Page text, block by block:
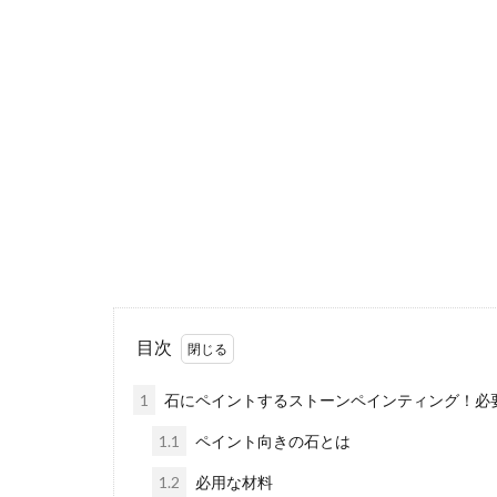
マイホーム
マイホームが
てた人が...
目次
1 石にペイントするストーンペインティング！必
1.1 ペイント向きの石とは
1.2 必用な材料